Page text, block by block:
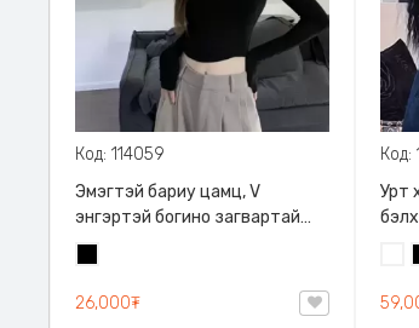
Код: 114059
Эмэгтэй бариу цамц, V
энгэртэй богино загвартай
урт ханцуйтай цамц
26,000₮
Код:
Урт